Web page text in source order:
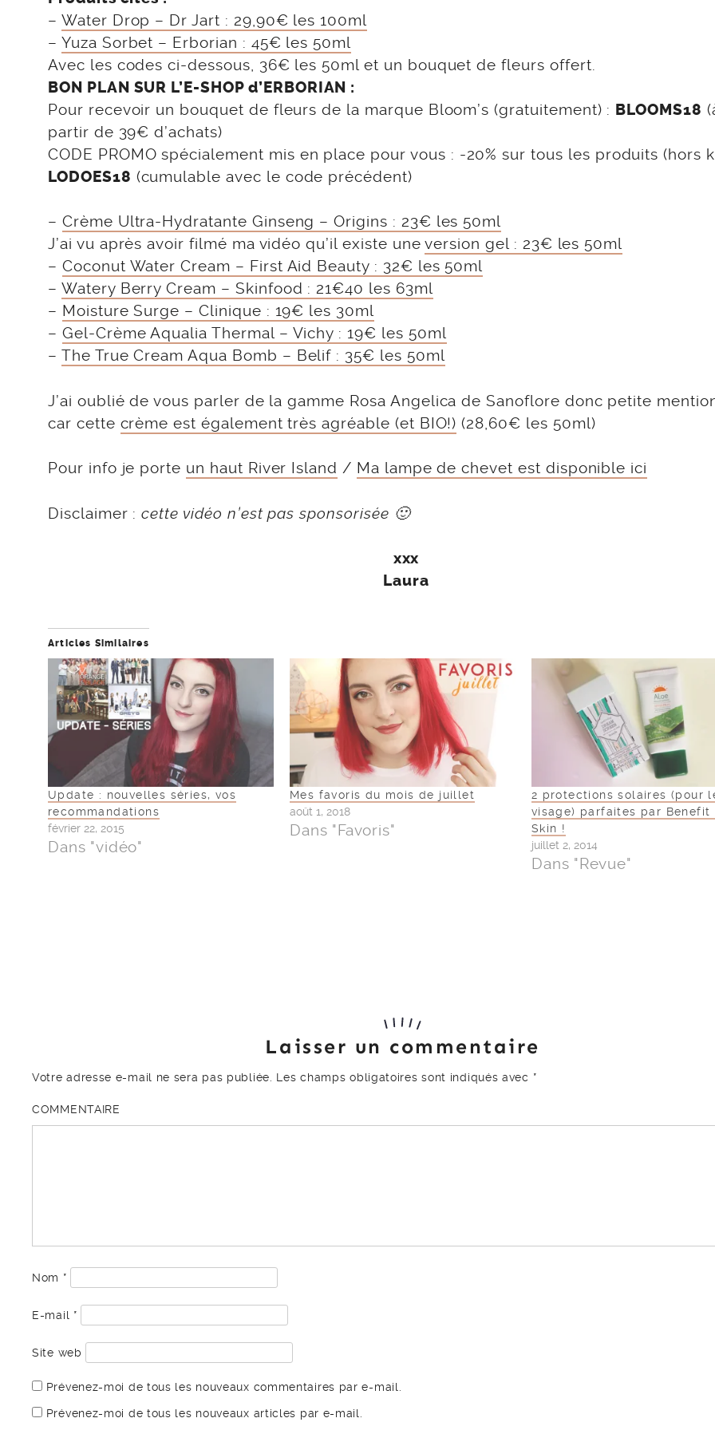
– Water Drop – Dr Jart : 29,90€ les 100ml
– Yuza Sorbet – Erborian : 45€ les 50ml
Avec les codes ci-dessous, 36€ les 50ml et un bouquet de fleurs offert.
BON PLAN SUR L’E-SHOP d’ERBORIAN :
Pour recevoir un bouquet de fleurs de la marque Bloom’s (gratuitement) : BLOOMS18
partir de 39€ d’achats)
CODE PROMO spécialement mis en place pour vous : -20% sur tous les produits (hors
LODOES18 (cumulable avec le code précédent)
– Crème Ultra-Hydratante Ginseng – Origins : 23€ les 50ml
J’ai vu après avoir filmé ma vidéo qu’il existe uneversion gel : 23€ les 50ml
– Coconut Water Cream – First Aid Beauty : 32€ les 50ml
– Watery Berry Cream – Skinfood : 21€40 les 63ml
– Moisture Surge – Clinique : 19€ les 30ml
– Gel-Crème Aqualia Thermal – Vichy : 19€ les 50ml
– The True Cream Aqua Bomb – Belif : 35€ les 50ml
J’ai oublié de vous parler de la gamme Rosa Angelica de Sanoflore donc petite
car cette crème est également très agréable (et BIO!) (28,60€ les 50ml)
Pour info je porte un haut River Island / Ma lampe de chevet est disponible ici
Disclaimer :cette vidéo n’est pas sponsorisée 🙂
xxx
Laura
Articles Similaires
Update : nouvelles séries, vos
recommandations
février 22, 2015
Dans "vidéo"
Mes favoris du mois de juillet
août 1, 2018
Dans "Favoris"
2 protections solaires (pour
visage) parfaites par Benefit
Skin !
juillet 2, 2014
Dans "Revue"
Laisser un commentaire
Votre adresse e-mail ne sera pas publiée. Les champs obligatoires sont indiqués avec *
COMMENTAIRE
Nom *
E-mail *
Site web
Prévenez-moi de tous les nouveaux commentaires par e-mail.
Prévenez-moi de tous les nouveaux articles par e-mail.